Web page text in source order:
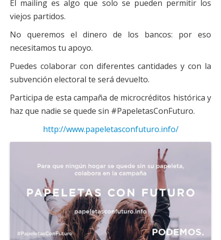
Actas Asamblea Ciudadana
Contacto
Financiación
Participa con Podemos en Albacete
El mailing es algo que solo se pueden permitir los
viejos partidos.
No queremos el dinero de los bancos: por eso
necesitamos tu apoyo.
Puedes colaborar con diferentes cantidades y con la
subvención electoral te será devuelto.
Participa de esta campaña de microcréditos histórica y
haz que nadie se quede sin #PapeletasConFuturo.
http://www.papeletasconfuturo.info/